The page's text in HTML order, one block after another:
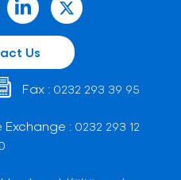
Us
Fax : 0232 293 39 95
: 0232 293 12